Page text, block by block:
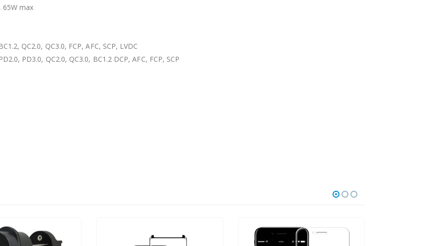
65W max
QC2.0, QC3.0, FCP, AFC, SCP, LVDC
PD3.0, QC2.0, QC3.0, BC1.2 DCP, AFC, FCP, SCP